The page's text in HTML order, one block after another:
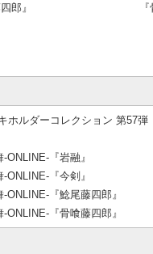
郎』
ホルダーコレクション 第57弾
ONLINE-『岩融』
ONLINE-『今剣』
ONLINE-『鯰尾藤四郎』
ONLINE-『骨喰藤四郎』